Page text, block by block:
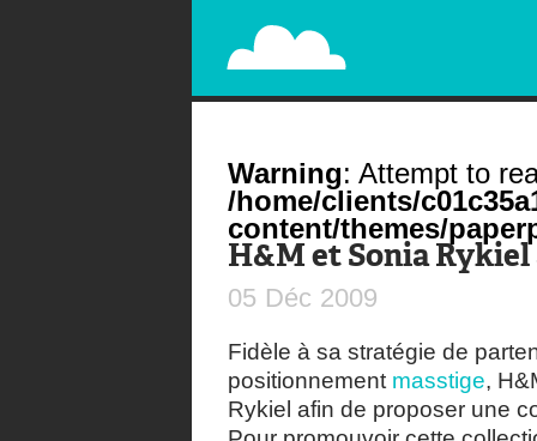
PAPERPLANE
STREET, AMBIENT, GUÉRILLA MARKETING
Warning: Attempt to
/home/clients/
content/themes/
H&M et Sonia Rykiel
05 Déc 2009
Fidèle à sa stratégie de
positionnement masstige,
Rykiel afin de proposer une